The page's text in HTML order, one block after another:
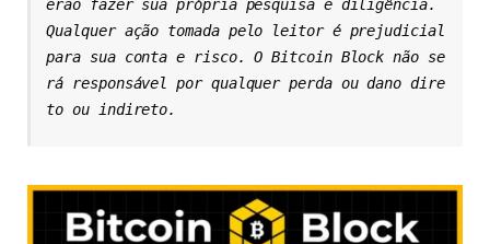
erão fazer sua própria pesquisa e diligência.
Qualquer ação tomada pelo leitor é prejudicial
para sua conta e risco. O Bitcoin Block não se
rá responsável por qualquer perda ou dano dire
to ou indireto.